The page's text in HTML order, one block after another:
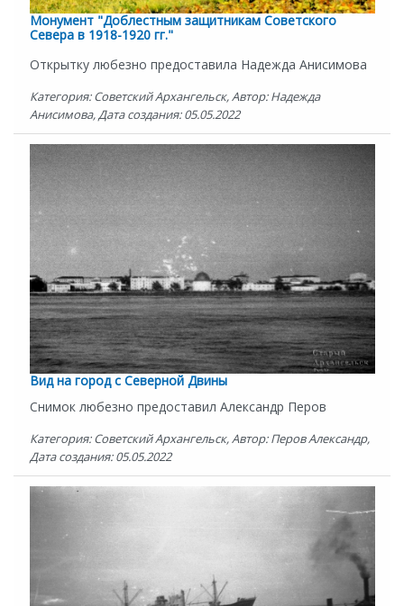
Монумент "Доблестным защитникам Советского
Севера в 1918-1920 гг."
Открытку любезно предоставила Надежда Анисимова
Категория: Советский Архангельск, Автор: Надежда
Анисимова, Дата создания: 05.05.2022
Вид на город с Северной Двины
Снимок любезно предоставил Александр Перов
Категория: Советский Архангельск, Автор: Перов Александр,
Дата создания: 05.05.2022